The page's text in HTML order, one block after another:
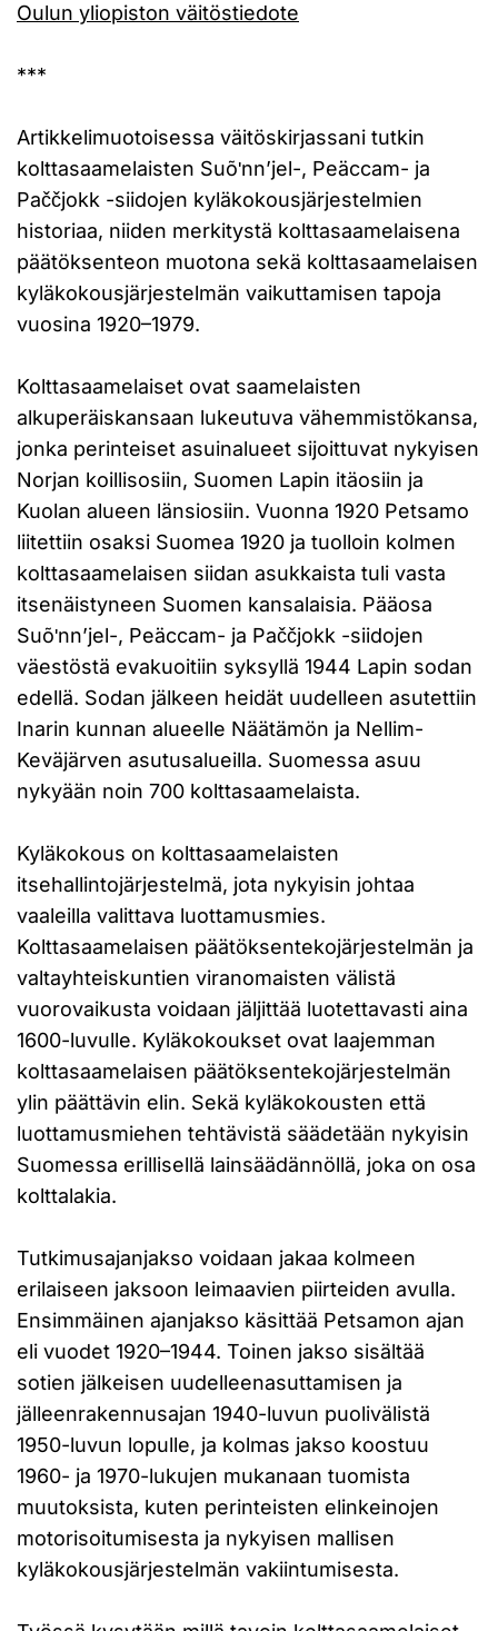
Oulun yliopiston väitöstiedote
***
Artikkelimuotoisessa väitöskirjassani tutkin
kolttasaamelaisten Suõʹnn’jel-, Peäccam- ja
Paččjokk -siidojen kyläkokousjärjestelmien
historiaa, niiden merkitystä kolttasaamelaisena
päätöksenteon muotona sekä kolttasaamelaisen
kyläkokousjärjestelmän vaikuttamisen tapoja
vuosina 1920–1979.
Kolttasaamelaiset ovat saamelaisten
alkuperäiskansaan lukeutuva vähemmistökansa,
jonka perinteiset asuinalueet sijoittuvat nykyisen
Norjan koillisosiin, Suomen Lapin itäosiin ja
Kuolan alueen länsiosiin. Vuonna 1920 Petsamo
liitettiin osaksi Suomea 1920 ja tuolloin kolmen
kolttasaamelaisen siidan asukkaista tuli vasta
itsenäistyneen Suomen kansalaisia. Pääosa
Suõʹnn’jel-, Peäccam- ja Paččjokk -siidojen
väestöstä evakuoitiin syksyllä 1944 Lapin sodan
edellä. Sodan jälkeen heidät uudelleen asutettiin
Inarin kunnan alueelle Näätämön ja Nellim-
Keväjärven asutusalueilla. Suomessa asuu
nykyään noin 700 kolttasaamelaista.
Kyläkokous on kolttasaamelaisten
itsehallintojärjestelmä, jota nykyisin johtaa
vaaleilla valittava luottamusmies.
Kolttasaamelaisen päätöksentekojärjestelmän ja
valtayhteiskuntien viranomaisten välistä
vuorovaikusta voidaan jäljittää luotettavasti aina
1600-luvulle. Kyläkokoukset ovat laajemman
kolttasaamelaisen päätöksentekojärjestelmän
ylin päättävin elin. Sekä kyläkokousten että
luottamusmiehen tehtävistä säädetään nykyisin
Suomessa erillisellä lainsäädännöllä, joka on osa
kolttalakia.
Tutkimusajanjakso voidaan jakaa kolmeen
erilaiseen jaksoon leimaavien piirteiden avulla.
Ensimmäinen ajanjakso käsittää Petsamon ajan
eli vuodet 1920–1944. Toinen jakso sisältää
sotien jälkeisen uudelleenasuttamisen ja
jälleenrakennusajan 1940-luvun puolivälistä
1950-luvun lopulle, ja kolmas jakso koostuu
1960- ja 1970-lukujen mukanaan tuomista
muutoksista, kuten perinteisten elinkeinojen
motorisoitumisesta ja nykyisen mallisen
kyläkokousjärjestelmän vakiintumisesta.